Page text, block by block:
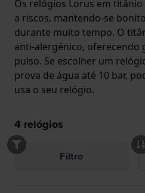
Os relógios Lorus em
a riscos, mantendo-se
durante muito tempo. O
anti-alergénico,
pulso. Se escolher um
prova de água até 10 bar,
usa o seu relógio.
4 relógios
Filtro